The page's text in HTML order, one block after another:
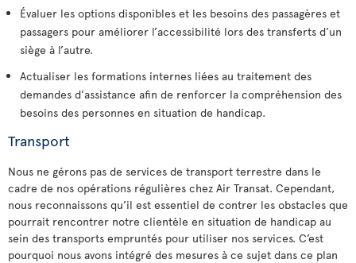
Évaluer les options disponibles et les besoins des passagères et
passagers pour améliorer l’accessibilité lors des transferts d’un
siège à l’autre.
Actualiser les formations internes liées au traitement des
demandes d’assistance afin de renforcer la compréhension des
besoins des personnes en situation de handicap.
Transport
Nous ne gérons pas de services de transport terrestre dans le
cadre de nos opérations régulières chez Air Transat. Cependant,
nous reconnaissons qu’il est essentiel de contrer les obstacles que
pourrait rencontrer notre clientèle en situation de handicap au
sein des transports empruntés pour utiliser nos services. C’est
pourquoi nous avons intégré des mesures à ce sujet dans ce plan